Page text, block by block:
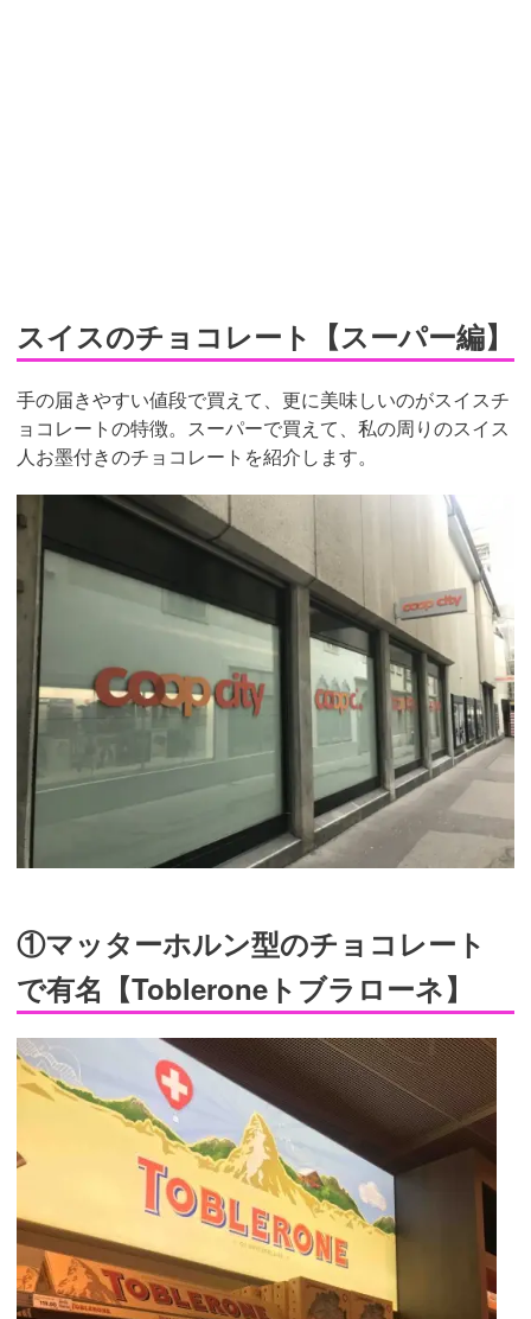
スイスのチョコレート【スーパー編】
手の届きやすい値段で買えて、更に美味しいのがスイスチ
ョコレートの特徴。スーパーで買えて、私の周りのスイス
人お墨付きのチョコレートを紹介します。
①マッターホルン型のチョコレート
で有名【Tobleroneトブラローネ】